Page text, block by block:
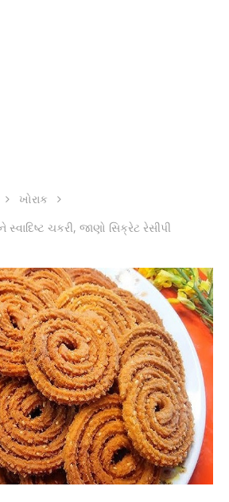
ખોરાક
ચકરી, જાણો સિક્રેટ રેસીપી